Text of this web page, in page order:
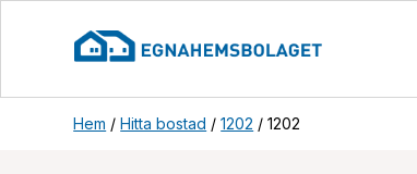
Hem /Hitta bostad /1202 /1202